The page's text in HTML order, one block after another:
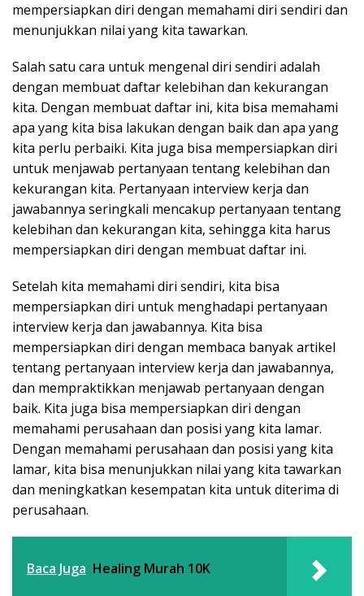
mempersiapkan diri dengan memahami diri sendiri dan
menunjukkan nilai yang kita tawarkan.
Salah satu cara untuk mengenal diri sendiri adalah
dengan membuat daftar kelebihan dan kekurangan
kita. Dengan membuat daftar ini, kita bisa memahami
apa yang kita bisa lakukan dengan baik dan apa yang
kita perlu perbaiki. Kita juga bisa mempersiapkan diri
untuk menjawab pertanyaan tentang kelebihan dan
kekurangan kita. Pertanyaan interview kerja dan
jawabannya seringkali mencakup pertanyaan tentang
kelebihan dan kekurangan kita, sehingga kita harus
mempersiapkan diri dengan membuat daftar ini.
Setelah kita memahami diri sendiri, kita bisa
mempersiapkan diri untuk menghadapi pertanyaan
interview kerja dan jawabannya. Kita bisa
mempersiapkan diri dengan membaca banyak artikel
tentang pertanyaan interview kerja dan jawabannya,
dan mempraktikkan menjawab pertanyaan dengan
baik. Kita juga bisa mempersiapkan diri dengan
memahami perusahaan dan posisi yang kita lamar.
Dengan memahami perusahaan dan posisi yang kita
lamar, kita bisa menunjukkan nilai yang kita tawarkan
dan meningkatkan kesempatan kita untuk diterima di
perusahaan.
Baca Juga Healing Murah 10K